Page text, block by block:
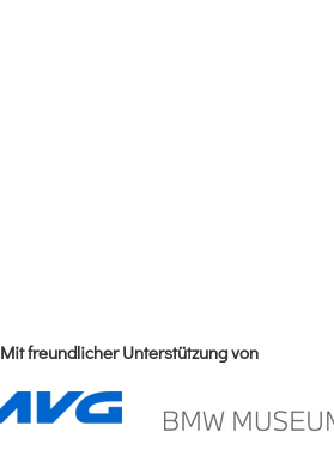
Mit freundlicher Unterstützung von